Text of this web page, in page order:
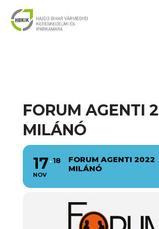
FORUM AGENTI
MILÁNÓ
17
NOV
18
FORUM AGENTI 2022
MILÁNÓ